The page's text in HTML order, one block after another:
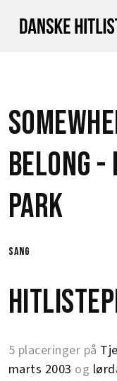
Belong -
Park
sang
5 placeringer på
marts 2003 og